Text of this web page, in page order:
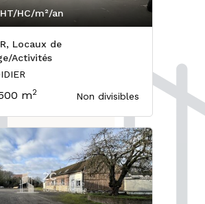
Locaux de
Activités
Non divisibles
HT/HC/m²/an
m2